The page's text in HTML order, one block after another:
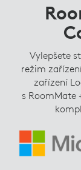
Vylepšete
režim
zařízení
s RoomMate